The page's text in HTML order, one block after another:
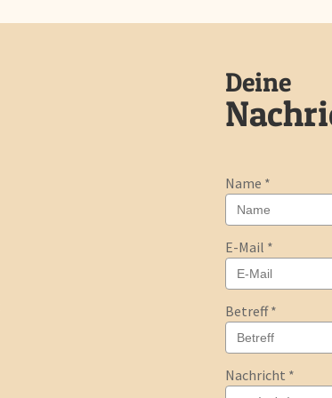
Deine
Name *
E-Mail *
Betreff*
Nachricht *